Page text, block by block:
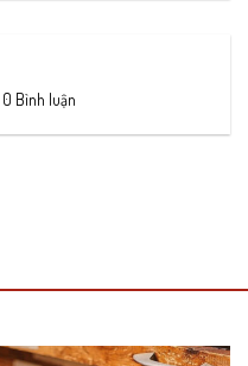
0 Bình luận